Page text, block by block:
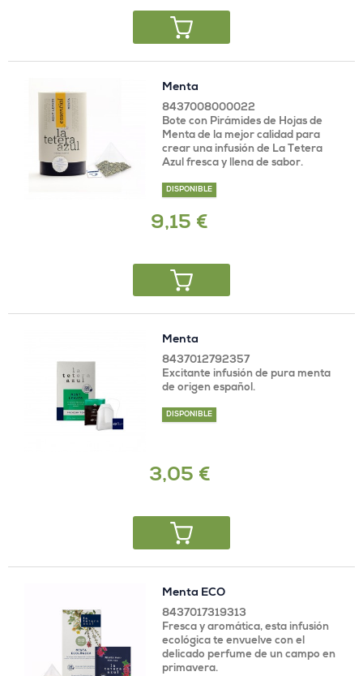
Menta
8437008000022
Bote con Pirámides de Hojas de
Menta de la mejor calidad para
crear una infusión de La Tetera
Azul fresca y llena de sabor.
DISPONIBLE
9,15 €
Menta
8437012792357
Excitante infusión de pura menta
de origen español.
DISPONIBLE
3,05 €
Menta ECO
8437017319313
Fresca y aromática, esta infusión
ecológica te envuelve con el
delicado perfume de un campo en
primavera.